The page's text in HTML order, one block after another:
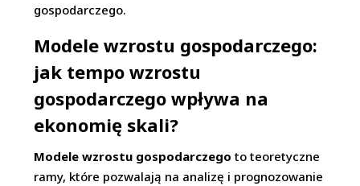
gospodarczego.
Modele wzrostu gospodarczego:
jak tempo wzrostu
gospodarczego wpływa na
ekonomię skali?
Modele wzrostu gospodarczego to teoretyczne
ramy, które pozwalają na analizę i prognozowanie